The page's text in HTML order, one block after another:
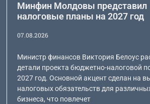
Минфин Молдовы представил
налоговые планы на 2027 год
07.08.2026
Министр финансов Виктория Белоус
детали проекта бюджетно-налоговой
2027 год. Основной акцент сделан на
налоговых обязательств для
бизнеса, что повлечет